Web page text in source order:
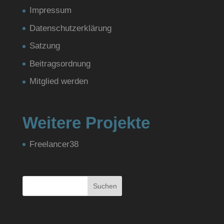
Impressum
Datenschutzerklärung
Satzung
Beitragsordnung
Mitglied werden
Weitere Projekte
Freelancer38
Suchen